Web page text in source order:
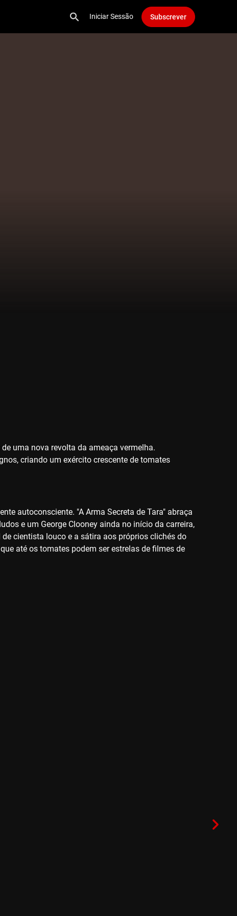
Iniciar Sessão Subscrever
uma nova revolta da ameaça vermelha.
criando um exército crescente de tomates
autoconsciente. "A Arma Secreta de Tara" abraça
e um George Clooney ainda no início da carreira,
cientista louco e a sátira aos próprios clichés do
até os tomates podem ser estrelas de filmes de